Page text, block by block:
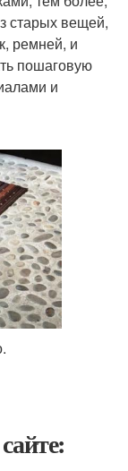
старых вещей,
ремней, и
пошаговую
и